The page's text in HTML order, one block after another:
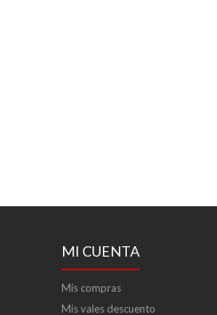
MI CUENTA
Mis compras
Mis vales descuento